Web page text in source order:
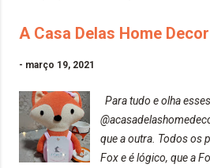
A Casa Delas Home Decor
- março 19, 2021
Para tudo e olha
que a outra. Todos os
Fox e é lógico, que a